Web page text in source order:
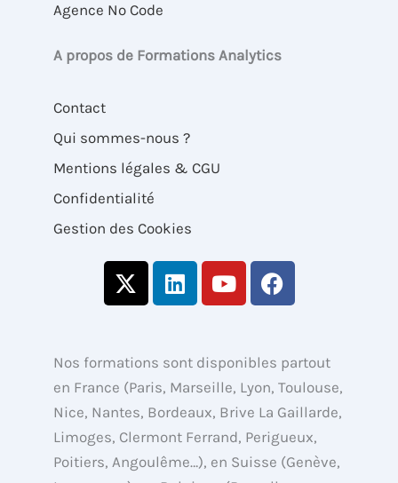
Agence No Code
A propos de Formations Analytics
Contact
Qui sommes-nous ?
Mentions légales & CGU
Confidentialité
Gestion des Cookies
X
-
i
t
t
e
r
L
i
e
d
i
n
Y
o
u
b
e
F
a
b
o
o
k
Nos formations sont disponibles partout
en France (Paris, Marseille, Lyon, Toulouse,
Nice, Nantes, Bordeaux, Brive La Gaillarde,
Limoges, Clermont Ferrand, Perigueux,
Poitiers, Angoulême…), en Suisse (Genève,